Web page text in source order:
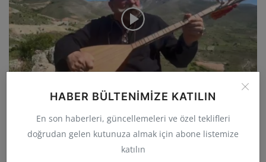
HABER BÜLTENIMIZE KATILIN
En son haberleri, güncellemeleri ve özel teklifleri
doğrudan gelen kutunuza almak için abone listemize
katılın
23.3B